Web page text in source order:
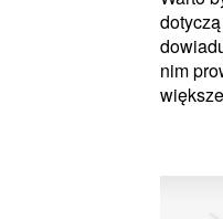
nim